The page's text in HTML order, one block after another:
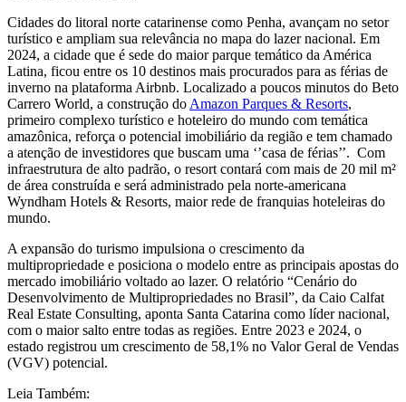
Cidades do litoral norte catarinense como Penha, avançam no setor
turístico e ampliam sua relevância no mapa do lazer nacional. Em
2024, a cidade que é sede do maior parque temático da América
Latina, ficou entre os 10 destinos mais procurados para as férias de
inverno na plataforma Airbnb. Localizado a poucos minutos do Beto
Carrero World, a construção do Amazon Parques & Resorts,
primeiro complexo turístico e hoteleiro do mundo com temática
amazônica, reforça o potencial imobiliário da região e tem chamado
a atenção de investidores que buscam uma ‘’casa de férias’’. Com
infraestrutura de alto padrão, o resort contará com mais de 20 mil m²
de área construída e será administrado pela norte-americana
Wyndham Hotels & Resorts, maior rede de franquias hoteleiras do
mundo.
A expansão do turismo impulsiona o crescimento da
multipropriedade e posiciona o modelo entre as principais apostas do
mercado imobiliário voltado ao lazer. O relatório “Cenário do
Desenvolvimento de Multipropriedades no Brasil”, da Caio Calfat
Real Estate Consulting, aponta Santa Catarina como líder nacional,
com o maior salto entre todas as regiões. Entre 2023 e 2024, o
estado registrou um crescimento de 58,1% no Valor Geral de Vendas
(VGV) potencial.
Leia Também: